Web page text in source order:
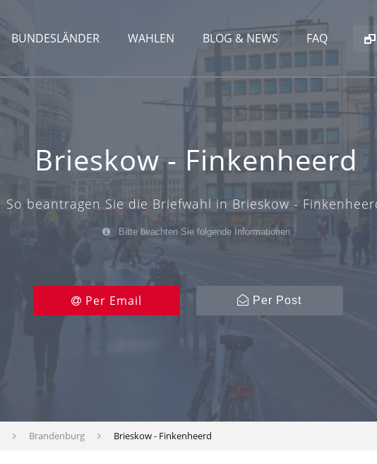
BUNDESLÄNDER WAHLEN BLOG & NEWS FAQ
Brieskow - Finkenheerd
So beantragen Sie die Briefwahl in Brieskow -
Bitte beachten Sie folgende Informationen
Per Email Per Post
Brandenburg Brieskow - Finkenheerd